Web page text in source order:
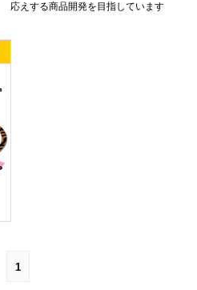
応えする商品開発を目指しています
1